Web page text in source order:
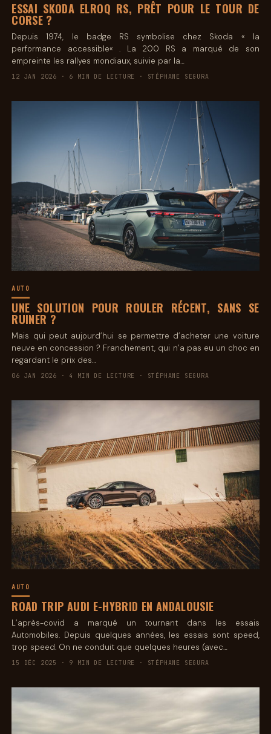
ESSAI SKODA ELROQ RS, PRÊT POUR LE TOUR DE
CORSE ?
Depuis 1974, le badge RS symbolise chez Skoda « la
performance accessible« . La 200 RS a marqué de son
empreinte les rallyes mondiaux, suivie par la…
12 JAN 2026 · 6 MIN DE LECTURE · STÉPHANE SEGURA
AUTO
UNE SOLUTION POUR ROULER RÉCENT, SANS SE
RUINER ?
Mais qui peut aujourd’hui se permettre d’acheter une voiture
neuve en concession ? Franchement, qui n’a pas eu un choc en
regardant le prix des…
06 JAN 2026 · 4 MIN DE LECTURE · STÉPHANE SEGURA
AUTO
ROAD TRIP AUDI E-HYBRID EN ANDALOUSIE
L’après-covid a marqué un tournant dans les essais
Automobiles. Depuis quelques années, les essais sont speed,
trop speed. On ne conduit que quelques heures (avec…
15 DÉC 2025 · 9 MIN DE LECTURE · STÉPHANE SEGURA